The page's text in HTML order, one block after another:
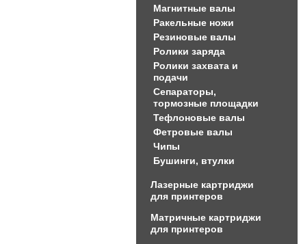
Магнитные валы
Ракельные ножи
Резиновые валы
Ролики заряда
Ролики захвата и
подачи
Сепараторы,
тормозные площадки
Тефлоновые валы
Фетровые валы
Чипы
Бушинги, втулки
Лазерные картриджи
для принтеров
Матричные картриджи
для принтеров